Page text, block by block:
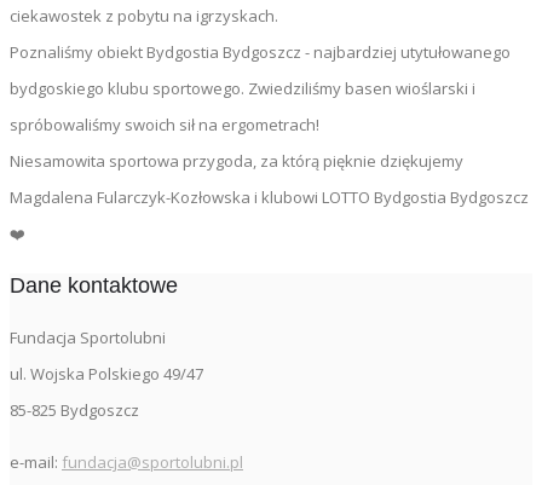
ciekawostek z pobytu na igrzyskach.
Poznaliśmy obiekt Bydgostia Bydgoszcz - najbardziej utytułowanego
bydgoskiego klubu sportowego. Zwiedziliśmy basen wioślarski i
spróbowaliśmy swoich sił na ergometrach!
Niesamowita sportowa przygoda, za którą pięknie dziękujemy
Magdalena Fularczyk-Kozłowska i klubowi LOTTO Bydgostia Bydgoszcz
❤️
Dane kontaktowe
Fundacja Sportolubni
ul. Wojska Polskiego 49/47
85-825 Bydgoszcz
e-mail: fundacja@sportolubni.pl